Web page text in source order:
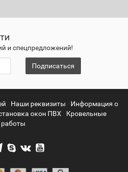
и спецпредложений!
Подписаться
Наши реквизиты
Информация о
окон ПВХ
Кровельные
работы